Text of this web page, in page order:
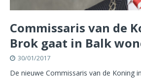
Commissaris van de
Brok gaat in Balk
30/01/2017
De nieuwe Commissaris van de Koning